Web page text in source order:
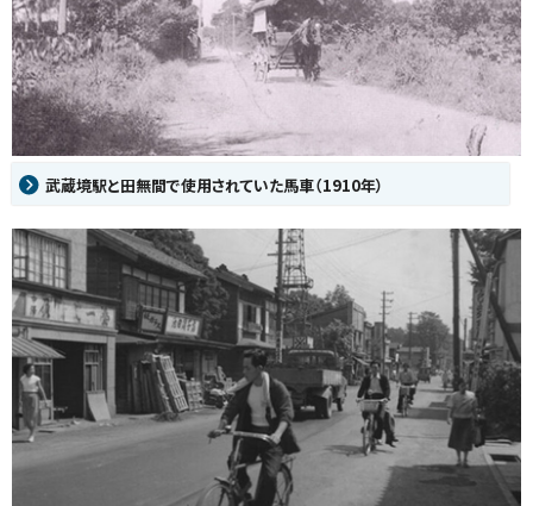
武蔵境駅と田無間で使用されていた馬車（1910年）